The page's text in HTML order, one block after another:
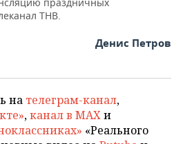
ТНВ.
Денис Петров
на телеграм-канал,
,канал в MAXи
«Реального